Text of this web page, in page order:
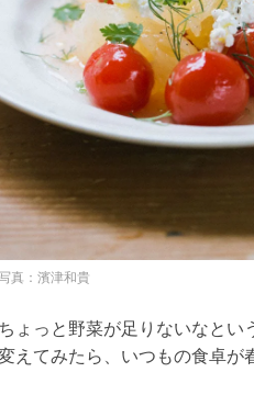
真：濱津和貴
ちょっと野菜が足りないなとい
えてみたら、いつもの食卓が